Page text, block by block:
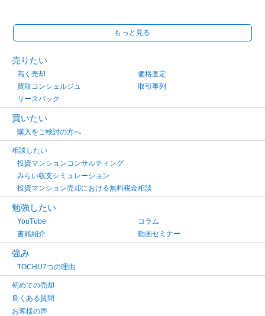
もっと見る
売りたい
高く売却
価格査定
買取コンシェルジュ
取引事列
リースバック
買いたい
購入をご検討の方へ
相談したい
投資マンションコンサルティング
みらい収支シミュレーション
投資マンション売却における無料税金相談
勉強したい
YouTube
コラム
書籍紹介
動画セミナー
強み
TOCHU7つの理由
初めての売却
良くある質問
お客様の声